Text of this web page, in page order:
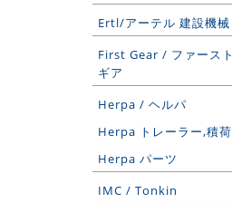
Ertl/アーテル 建設機械
First Gear / ファースト
ギア
Herpa / ヘルパ
Herpa トレーラー,積荷
Herpa パーツ
IMC / Tonkin